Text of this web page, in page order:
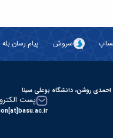
سروش پیام رسان بله
روشن، دانشگاه بوعلی سینا
پست